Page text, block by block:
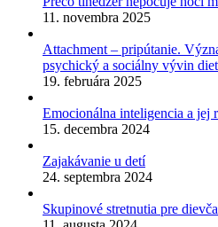
11. novembra 2025
Attachment – pripútanie.
psychický a sociálny vývin
19. februára 2025
Emocionálna inteligencia a jej
15. decembra 2024
Zajakávanie u detí
24. septembra 2024
Skupinové stretnutia pre